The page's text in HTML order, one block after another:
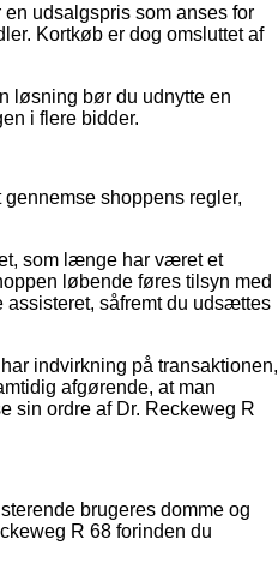
udsalgspris som anses for
Kortkøb er dog omsluttet af
løsning bør du udnytte en
i flere bidder.
shoppens regler,
som længe har været et
løbende føres tilsyn med
assisteret, såfremt du udsættes
indvirkning på transaktionen,
afgørende, at man
sin ordre af Dr. Reckeweg R
brugeres domme og
R 68 forinden du